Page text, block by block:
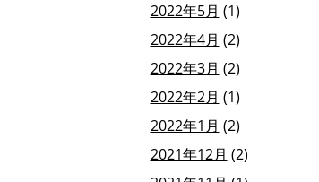
2022年5月 (1)
2022年4月 (2)
2022年3月 (2)
2022年2月 (1)
2022年1月 (2)
2021年12月 (2)